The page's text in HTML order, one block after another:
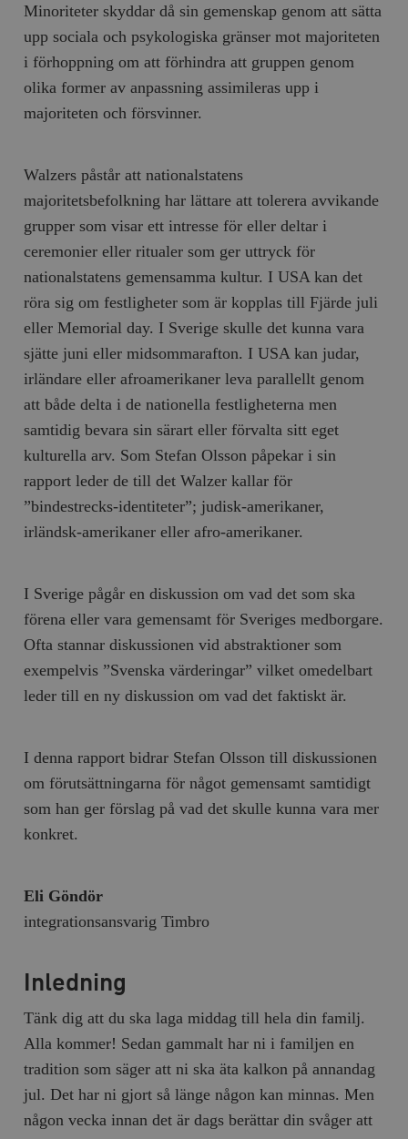
Minoriteter skyddar då sin gemenskap genom att sätta
upp sociala och psykologiska gränser mot majoriteten
i förhoppning om att förhindra att gruppen genom
olika former av anpassning assimileras upp i
majoriteten och försvinner.
Walzers påstår att nationalstatens
majoritetsbefolkning har lättare att tolerera avvikande
grupper som visar ett intresse för eller deltar i
ceremonier eller ritualer som ger uttryck för
nationalstatens gemensamma kultur. I USA kan det
röra sig om festligheter som är kopplas till Fjärde juli
eller Memorial day. I Sverige skulle det kunna vara
sjätte juni eller midsommarafton. I USA kan judar,
irländare eller afroamerikaner leva parallellt genom
att både delta i de nationella festligheterna men
samtidig bevara sin särart eller förvalta sitt eget
kulturella arv. Som Stefan Olsson påpekar i sin
rapport leder de till det Walzer kallar för
”bindestrecks-identiteter”; judisk-amerikaner,
irländsk-amerikaner eller afro-amerikaner.
I Sverige pågår en diskussion om vad det som ska
förena eller vara gemensamt för Sveriges medborgare.
Ofta stannar diskussionen vid abstraktioner som
exempelvis ”Svenska värderingar” vilket omedelbart
leder till en ny diskussion om vad det faktiskt är.
I denna rapport bidrar Stefan Olsson till diskussionen
om förutsättningarna för något gemensamt samtidigt
som han ger förslag på vad det skulle kunna vara mer
konkret.
Eli Göndör
integrationsansvarig Timbro
Inledning
Tänk dig att du ska laga middag till hela din familj.
Alla kommer! Sedan gammalt har ni i familjen en
tradition som säger att ni ska äta kalkon på annandag
jul. Det har ni gjort så länge någon kan minnas. Men
någon vecka innan det är dags berättar din svåger att